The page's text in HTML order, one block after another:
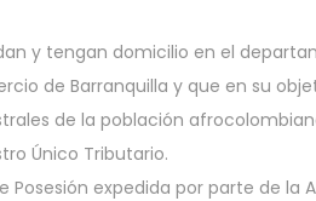
y tengan domicilio en el
de Barranquilla y que en su
de la población
Único Tributario.
expedida por parte de la